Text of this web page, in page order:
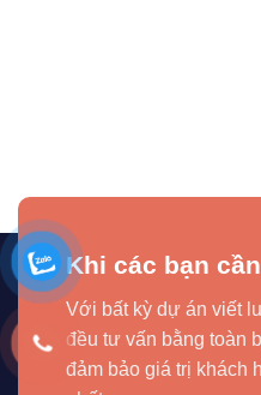
Khi các bạn
Với bất kỳ dự án viết
đều tư vấn bằng toàn
đảm bảo giá trị khách